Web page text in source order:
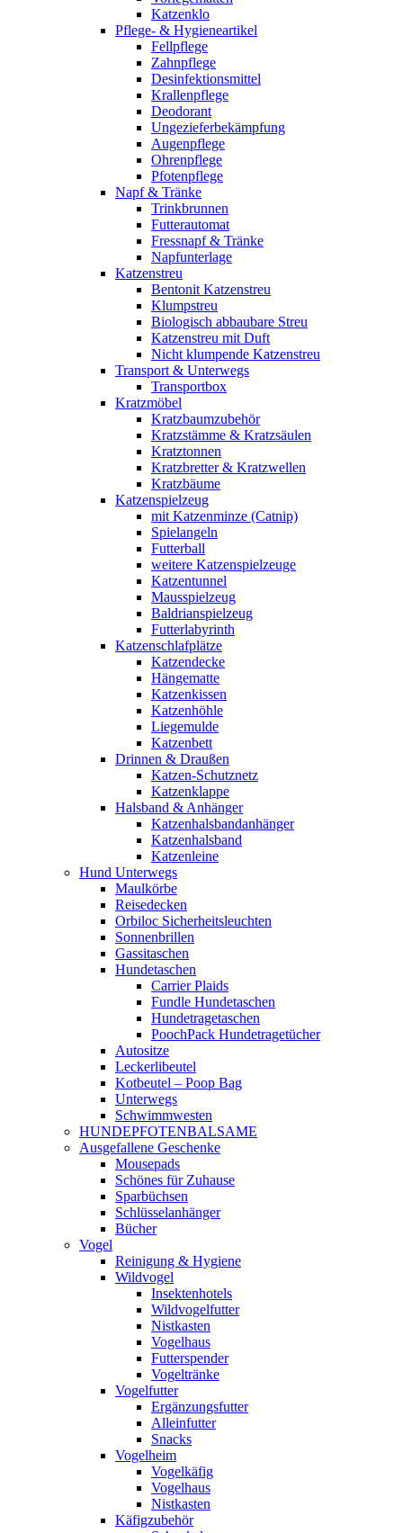
Katzenklo
Pflege- & Hygieneartikel
Fellpflege
Zahnpflege
Desinfektionsmittel
Krallenpflege
Deodorant
Ungezieferbekämpfung
Augenpflege
Ohrenpflege
Pfotenpflege
Napf & Tränke
Trinkbrunnen
Futterautomat
Fressnapf & Tränke
Napfunterlage
Katzenstreu
Bentonit Katzenstreu
Klumpstreu
Biologisch abbaubare Streu
Katzenstreu mit Duft
Nicht klumpende Katzenstreu
Transport & Unterwegs
Transportbox
Kratzmöbel
Kratzbaumzubehör
Kratzstämme & Kratzsäulen
Kratztonnen
Kratzbretter & Kratzwellen
Kratzbäume
Katzenspielzeug
mit Katzenminze (Catnip)
Spielangeln
Futterball
weitere Katzenspielzeuge
Katzentunnel
Mausspielzeug
Baldrianspielzeug
Futterlabyrinth
Katzenschlafplätze
Katzendecke
Hängematte
Katzenkissen
Katzenhöhle
Liegemulde
Katzenbett
Drinnen & Draußen
Katzen-Schutznetz
Katzenklappe
Halsband & Anhänger
Katzenhalsbandanhänger
Katzenhalsband
Katzenleine
Hund Unterwegs
Maulkörbe
Reisedecken
Orbiloc Sicherheitsleuchten
Sonnenbrillen
Gassitaschen
Hundetaschen
Carrier Plaids
Fundle Hundetaschen
Hundetragetaschen
PoochPack Hundetragetücher
Autositze
Leckerlibeutel
Kotbeutel – Poop Bag
Unterwegs
Schwimmwesten
HUNDEPFOTENBALSAME
Ausgefallene Geschenke
Mousepads
Schönes für Zuhause
Sparbüchsen
Schlüsselanhänger
Bücher
Vogel
Reinigung & Hygiene
Wildvogel
Insektenhotels
Wildvogelfutter
Nistkasten
Vogelhaus
Futterspender
Vogeltränke
Vogelfutter
Ergänzungsfutter
Alleinfutter
Snacks
Vogelheim
Vogelkäfig
Vogelhaus
Nistkasten
Käfigzubehör